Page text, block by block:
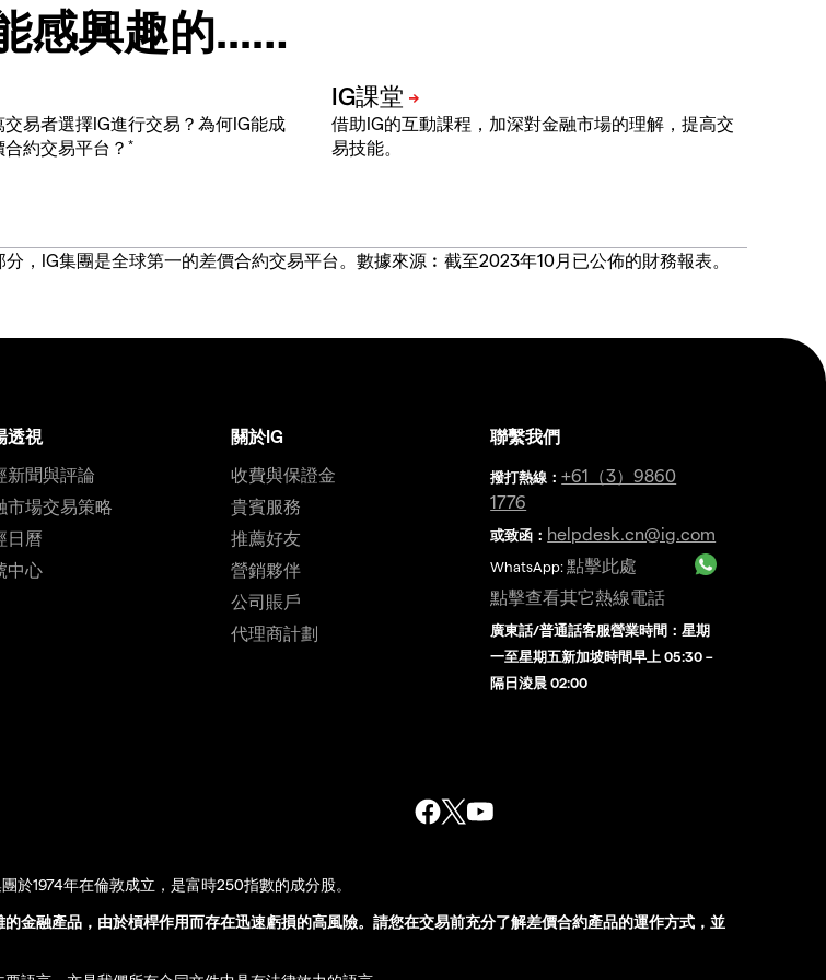
感興趣的...…
易者選擇IG進行交易？為何IG能成
約交易平台？ *
借助IG的互動課程，加深對金融市場的理解，提高交
易技能。
，IG集團是全球第一的差價合約交易平台。數據來源︰截至2023年10月已公佈的財務報表。
透視
新聞與評論
市場交易策略
日曆
中心
關於IG
收費與保證金
貴賓服務
推薦好友
營銷夥伴
公司賬戶
代理商計劃
聯繫我們
撥打熱線 ：+61（3）9860
1776
或致函： helpdesk.cn@ig.com
WhatsApp:點擊此處
點擊查看其它熱線電話
廣東話/普通話客服營業時間：星期
一至星期五新加坡時間早上 05:30 –
隔日淩晨 02:00
於1974年在倫敦成立，是富時250指數的成分股。
金融產品，由於槓桿作用而存在迅速虧損的高風險。請您在交易前充分了解差價合約產品的運作方式，並